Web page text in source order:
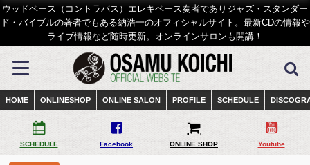
ウッドベース（コントラバス）エレキベース奏者でありジャズ・スタンダー
ド・バイブルの著者でもある納浩一のオフィシャルサイト。最新CDの情報や
ライブ情報など随時更新。オンラインサロンも開講！
HOME ONLINESHOP ONLINE SALON PROFILE SCHEDULE
SCHEDULE Facebook ONLINE SHOP Youtube